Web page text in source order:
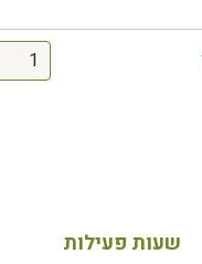
שעות פעילות